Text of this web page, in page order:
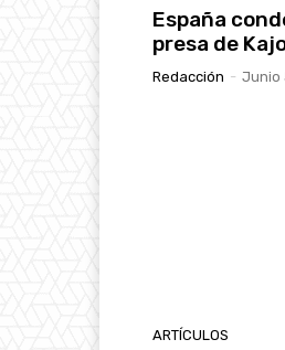
España
presa de
Redacción - Junio
ARTÍCULOS